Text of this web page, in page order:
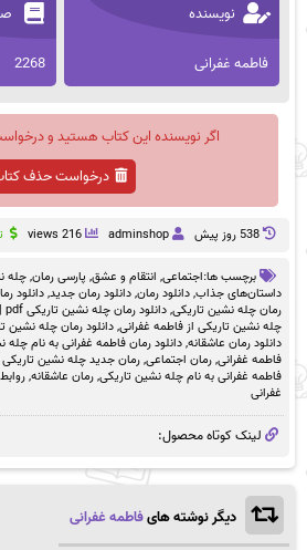
نویسنده
فاطمه غفرانی 2268
اگر نویسنده این کتاب هستید و
درخواست حذف
538 روز پيش adminshop
216 views
برچسب ها:اجتماعی, انتقام و عشق, پارسی رمان,چله
داستان‌های جذاب,دانلود رمان,دانلود رمان جدید,دانلود
رمان چله نشین تاریکی,دانلود رمان چله نشین تاریکی pdf |اثر فاطمه غفرانی
چله نشین تاریکی از فاطمه غفرانی,دانلود رمان چله نشین
دانلود رمان عاشقانه,دانلود رمان فاطمه غفرانی به نام چله
فاطمه غفرانی,رمان اجتماعی,رمان جدید چله نشین تاریکی
فاطمه غفرانی به نام چله نشین تاریکی,رمان عاشقانه,
غفرانی
لینک کوتاه محصول:
دیگر نوشته هایفاطمه غفرانی